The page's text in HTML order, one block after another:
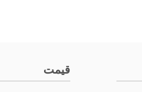
قیمت